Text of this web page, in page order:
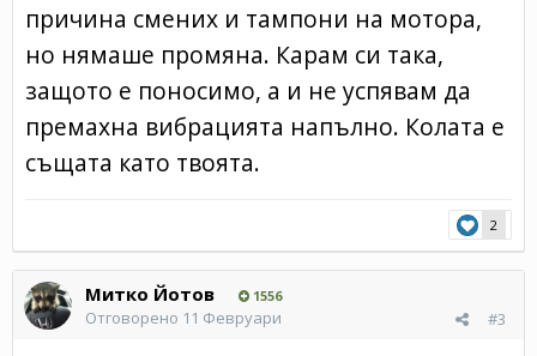
причина смених и тампони на мотора,
но нямаше промяна. Карам си така,
защото е поносимо, а и не успявам да
премахна вибрацията напълно. Колата е
същата като твоята.
2
Митко Йотов 1556
#3
Отговорено 11 Февруари